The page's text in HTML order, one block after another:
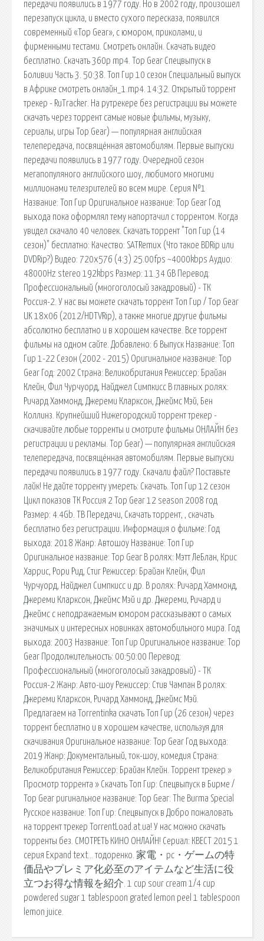
передачи появились в 1977 году. Но в 2002 году, произошел
перезапуск цикла, и вместо сухого пересказа, появился
современный «Top Gear», с юмором, приколами, и
фирменными тестами. Смотреть онлайн. Скачать видео
бесплатно. Скачать 360p mp4. Top Gear Спецвыпуск в
Боливии Часть 3. 50:38. Топ Гир 10 сезон Специальный выпуск
в Африке смотреть онлайн_1.mp4. 14:32. Открытый торрент
трекер - RuTracker. На рутрекере без регистрации вы можете
скачать через торрент самые новые фильмы, музыку,
сериалы, игры Top Gear) — популярная английская
телепередача, посвящённая автомобилям. Первые выпуски
передачи появились в 1977 году. Очередной сезон
мегапопуляного английского шоу, любимого многими
миллионами телезрителей во всем мире. Серия №1
Название: Топ Гир Оригинальное название: Top Gear Год
выхода пока оформлял тему напортачил с торрентом. Когда
увидел скачало 40 человек. Скачать торрент "Топ Гир (14
сезон)" бесплатно: Качество: SATRemux (Что такое BDRip или
DVDRip?) Видео: 720x576 (4:3) 25.00fps ~4000kbps Аудио:
48000Hz stereo 192kbps Размер: 11.34 GB Перевод:
Профессиональный (многоголосый закадровый) - ТК
Россия-2. У нас вы можете скачать торрент Топ Гир / Top Gear
UK 18x06 (2012/HDTVRip), а также многие другие фильмы
абсолютно бесплатно и в хорошем качестве. Все торрент
фильмы на одном сайте. Добавлено: 6 Выпуск Название: Топ
Гир 1-22 Сезон (2002 - 2015) Оригинальное название: Top
Gear Год: 2002 Страна: Великобритания Режиссер: Брайан
Клейн, Фил Чурчуорд, Найджел Симпкисс В главных ролях:
Ричард Хаммонд, Джереми Кларксон, Джеймс Мэй, Бен
Коллинз. Крупнейший Нижегородский торрент трекер -
скачивайте любые торренты и смотрите фильмы ОНЛАЙН без
регистрации и рекламы. Top Gear) — популярная английская
телепередача, посвящённая автомобилям. Первые выпуски
передачи появились в 1977 году. Скачали файл? Поставьте
лайк! Не дайте торренту умереть: Скачать. Топ Гир 12 сезон
Цикл показов ТК Россия 2 Top Gear 12 season 2008 год
Размер: 4.4Gb. ТВ Передачи, Скачать торрент, , скачать
бесплатно без регистрации. Информация о фильме: Год
выхода: 2018 Жанр: Автошоу Название: Топ Гир
Оригинальное название: Top Gear В ролях: Мэтт ЛеБлан, Крис
Харрис, Рори Рид, Стиг Режиссер: Брайан Клейн, Фил
Чурчуорд, Найджел Симпкисс и др. В ролях: Ричард Хаммонд,
Джереми Кларксон, Джеймс Мэй и др. Джереми, Ричард и
Джеймс с неподражаемым юмором рассказывают о самых
значимых и интересных новинках автомобильного мира. Год
выхода: 2003 Название: Топ Гир Оригинальное название: Top
Gear Продолжительность: 00:50:00 Перевод:
Профессиональный (многоголосый закадровый) - ТК
Россия-2 Жанр: Авто-шоу Режиссер: Стив Чампан В ролях:
Джереми Кларксон, Ричард Хаммонд, Джеймс Мэй.
Предлагаем на Torrentinka скачать Топ Гир (26 сезон) через
торрент бесплатно и в хорошем качестве, используя для
скачивания Оригинальное название: Top Gear Год выхода:
2019 Жанр: Документальный, ток-шоу, комедия Страна:
Великобритания Режиссер: Брайан Клейн. Торрент трекер »
Просмотр торрента » Скачать Топ Гир: Спецвыпуск в Бирме /
Top Gear ригинальное название: Top Gear: The Burma Special
Русское название: Топ Гир: Спецвыпуск в Добро пожаловать
на торрент трекер TorrentLoad.at.ua! У нас можно скачать
торренты без. СМОТРЕТЬ КИНО ОНЛАЙН! Сериал: КВЕСТ 2015 1
серия Expand text… тодоренко. 家電・pc・ゲームの特
価品やプレミア化必至のアイテムなど生活に役
立つお得な情報を紹介. 1 cup sour cream 1/4 cup
powdered sugar 1 tablespoon grated lemon peel 1 tablespoon
lemon juice.